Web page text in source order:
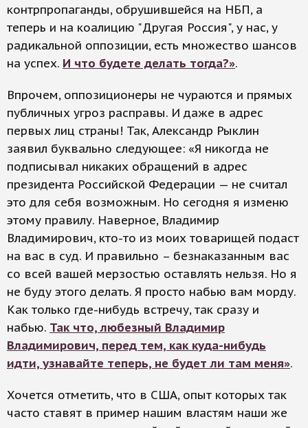
контрпропаганды, обрушившейся на НБП, а
теперь и на коалицию "Другая Россия", у нас, у
радикальной оппозиции, есть множество шансов
на успех. И что будете делать тогда?».
Впрочем, оппозиционеры не чураются и прямых
публичных угроз расправы. И даже в адрес
первых лиц страны! Так, Александр Рыклин
заявил буквально следующее: «Я никогда не
подписывал никаких обращений в адрес
президента Российской Федерации — не считал
это для себя возможным. Но сегодня я изменю
этому правилу. Наверное, Владимир
Владимирович, кто-то из моих товарищей подаст
на вас в суд. И правильно – безнаказанным вас
со всей вашей мерзостью оставлять нельзя. Но я
не буду этого делать. Я просто набью вам морду.
Как только где-нибудь встречу, так сразу и
набью. Так что, любезный Владимир
Владимирович, перед тем, как куда-нибудь
идти, узнавайте теперь, не будет ли там меня».
Хочется отметить, что в США, опыт которых так
часто ставят в пример нашим властям наши же